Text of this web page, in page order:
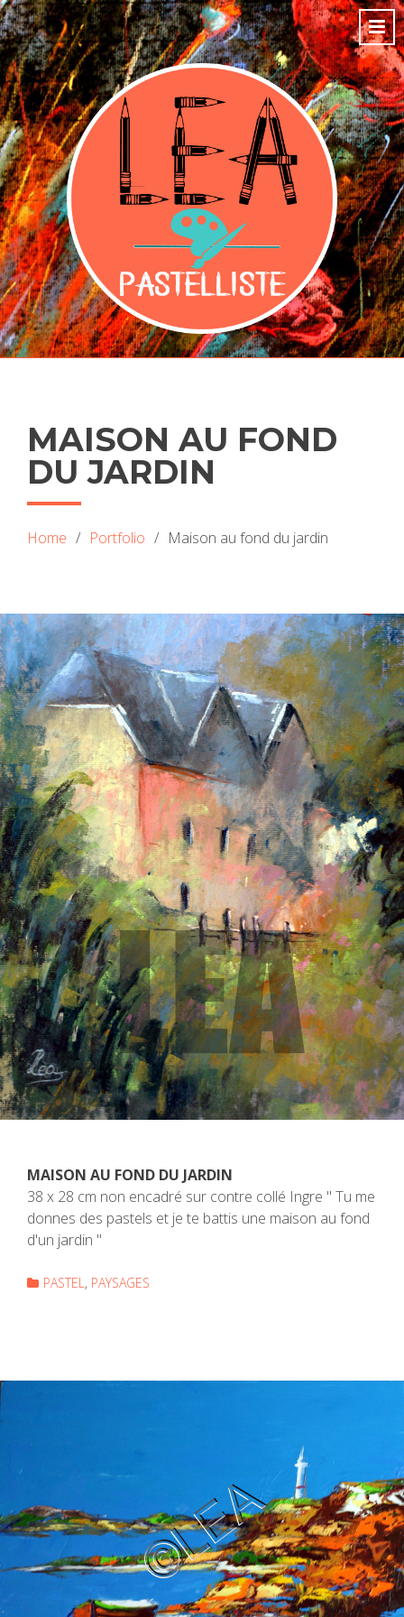
MAISON AU FOND
DU JARDIN
Home Portfolio Maison au fond du jardin
MAISON AU FOND DU JARDIN
38 x 28 cm non encadré sur contre collé Ingre " Tu me
donnes des pastels et je te battis une maison au fond
d'un jardin "
PASTEL PAYSAGES